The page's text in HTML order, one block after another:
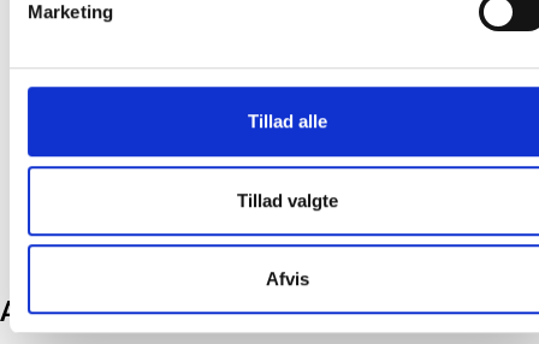
Marketing
Tillad alle
Tillad valgte
Afvis
Producent: Master'In Access
FSC
Andre kunder købte også